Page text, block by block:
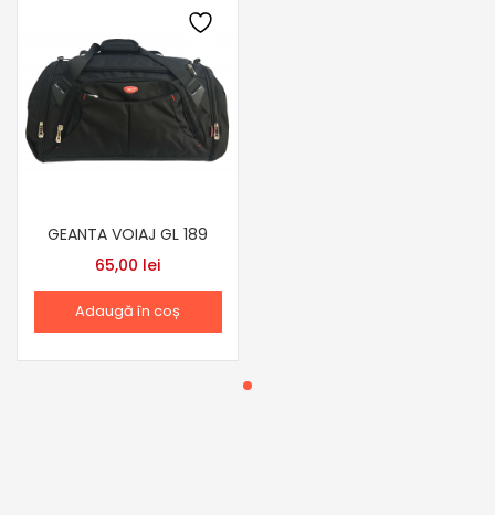
GEANTA VOIAJ GL 189
65,00 lei
Adaugă în coș